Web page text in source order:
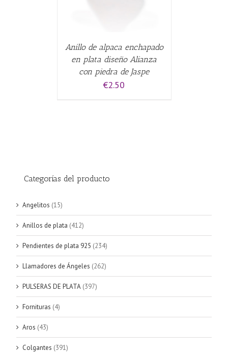
Anillo de alpaca enchapado
en plata diseño Alianza
con piedra de Jaspe
€2.50
Categorías del producto
Angelitos (15)
Anillos de plata (412)
Pendientes de plata 925 (234)
Llamadores de Ángeles (262)
PULSERAS DE PLATA (397)
Fornituras (4)
Aros (43)
Colgantes (391)